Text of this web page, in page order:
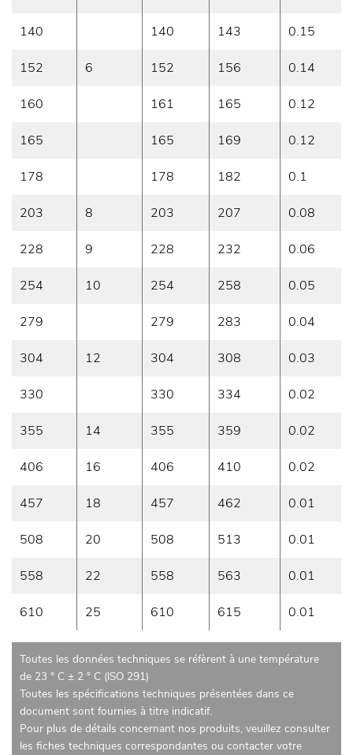
140 140 143 0.15
152 6 152 156 0.14
160 161 165 0.12
165 165 169 0.12
178 178 182 0.1
203 8 203 207 0.08
228 9 228 232 0.06
254 10 254 258 0.05
279 279 283 0.04
304 12 304 308 0.03
330 330 334 0.02
355 14 355 359 0.02
406 16 406 410 0.02
457 18 457 462 0.01
508 20 508 513 0.01
558 22 558 563 0.01
610 25 610 615 0.01
Toutes les données techniques se réfèrent à une température
de 23 ° C ± 2 ° C (ISO 291)
Toutes les spécifications techniques présentées dans ce
document sont fournies à titre indicatif.
Pour plus de détails concernant nos produits, veuillez consulter
les fiches techniques correspondantes ou contacter votre